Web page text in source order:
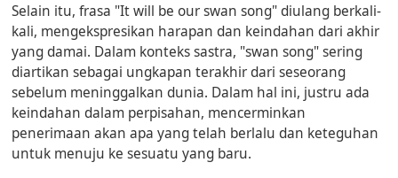
Selain itu, frasa "It will be our swan song" diulang berkali-
kali, mengekspresikan harapan dan keindahan dari akhir
yang damai. Dalam konteks sastra, "swan song" sering
diartikan sebagai ungkapan terakhir dari seseorang
sebelum meninggalkan dunia. Dalam hal ini, justru ada
keindahan dalam perpisahan, mencerminkan
penerimaan akan apa yang telah berlalu dan keteguhan
untuk menuju ke sesuatu yang baru.